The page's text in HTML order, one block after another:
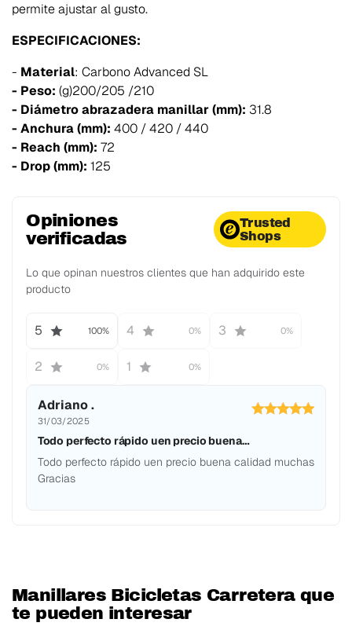
permite ajustar al gusto.
ESPECIFICACIONES:
- Material: Carbono Advanced SL
- Peso: (g)200/205 /210
- Diámetro abrazadera manillar (mm): 31.8
- Anchura (mm): 400 / 420 / 440
- Reach (mm): 72
- Drop (mm): 125
Opiniones
verificadas
Trusted
Shops
Lo que opinan nuestros clientes que han adquirido este
producto
5 100% 4 0% 3 0%
2 0% 1 0%
Adriano .
31/03/2025
Todo perfecto rápido uen precio buena…
Todo perfecto rápido uen precio buena calidad muchas
Gracias
Manillares Bicicletas Carretera que
te pueden interesar